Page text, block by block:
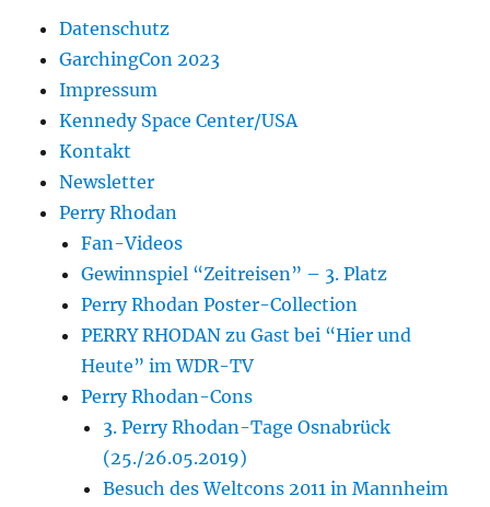
Datenschutz
GarchingCon 2023
Impressum
Kennedy Space Center/USA
Kontakt
Newsletter
Perry Rhodan
Fan-Videos
Gewinnspiel “Zeitreisen” – 3. Platz
Perry Rhodan Poster-Collection
PERRY RHODAN zu Gast bei “Hier und
Heute” im WDR-TV
Perry Rhodan-Cons
3. Perry Rhodan-Tage Osnabrück
(25./26.05.2019)
Besuch des Weltcons 2011 in Mannheim